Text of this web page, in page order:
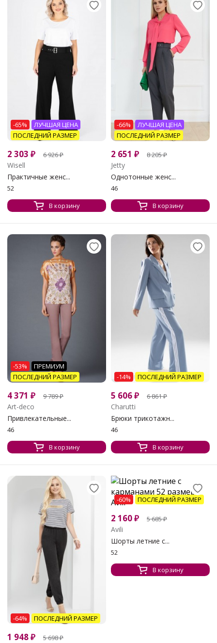
-65%
ЛУЧШАЯ ЦЕНА
ПОСЛЕДНИЙ РАЗМЕР
2 303 ₽ 6 926₽
Wisell
Практичные женс...
52
В корзину
-66%
ЛУЧШАЯ ЦЕНА
ПОСЛЕДНИЙ РАЗМЕР
2 651 ₽ 8 205₽
Jetty
Однотонные женс...
46
В корзину
-53%
ПРЕМИУМ
ПОСЛЕДНИЙ РАЗМЕР
4 371 ₽ 9 789₽
Art-deco
Привлекательные...
46
В корзину
-14% ПОСЛЕДНИЙ РАЗМЕР
5 606₽ 6 861₽
Charutti
Брюки трикотажн...
46
В корзину
-64% ПОСЛЕДНИЙ РАЗМЕР
1 948₽ 5 698₽
-60% ПОСЛЕДНИЙ РАЗМЕР
2 160₽ 5 685₽
Avili
Шорты летние с...
52
В корзину